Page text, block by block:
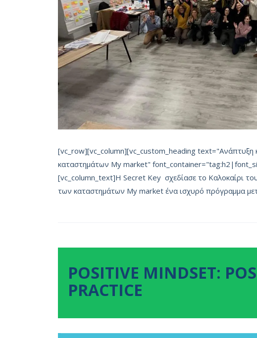
[vc_row][vc_column][vc_custom_heading text="Ανάπτυξη
καταστημάτων My market"
[vc_column_text]Η Secret Key σχεδίασε το Καλοκαίρι
των καταστημάτων My market ένα ισχυρό πρόγραμμα
POSITIVE MINDSET:
PRACTICE